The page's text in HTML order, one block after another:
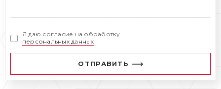
Я даю согласие на обработку
персональных данных
ОТПРАВИТЬ